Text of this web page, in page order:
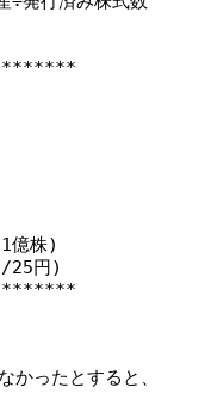
億株)
/25円)
かったとすると、